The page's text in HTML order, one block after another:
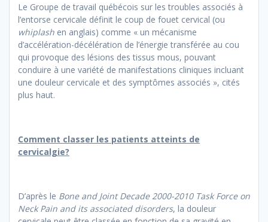
Le Groupe de travail québécois sur les troubles associés à
l’entorse cervicale définit le coup de fouet cervical (ou
whiplash en anglais) comme « un mécanisme
d’accélération-décélération de l’énergie transférée au cou
qui provoque des lésions des tissus mous, pouvant
conduire à une variété de manifestations cliniques incluant
une douleur cervicale et des symptômes associés », cités
plus haut.
Comment classer les patients atteints de
cervicalgie?
D’après le Bone and Joint Decade 2000-2010 Task Force on
Neck Pain and its associated disorders, la douleur